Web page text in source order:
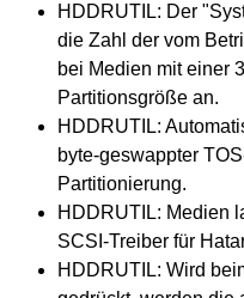
HDDRUTIL: Der
die Zahl der vom
bei Medien mit einer
Partitionsgröße an.
HDDRUTIL:
byte-geswappter
Partitionierung.
HDDRUTIL: Medien
SCSI-Treiber für
HDDRUTIL: Wird